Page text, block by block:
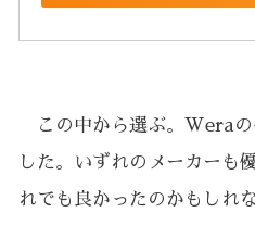
この中から選ぶ。Weraの
した。いずれのメーカーも
れでも良かったのかもしれ